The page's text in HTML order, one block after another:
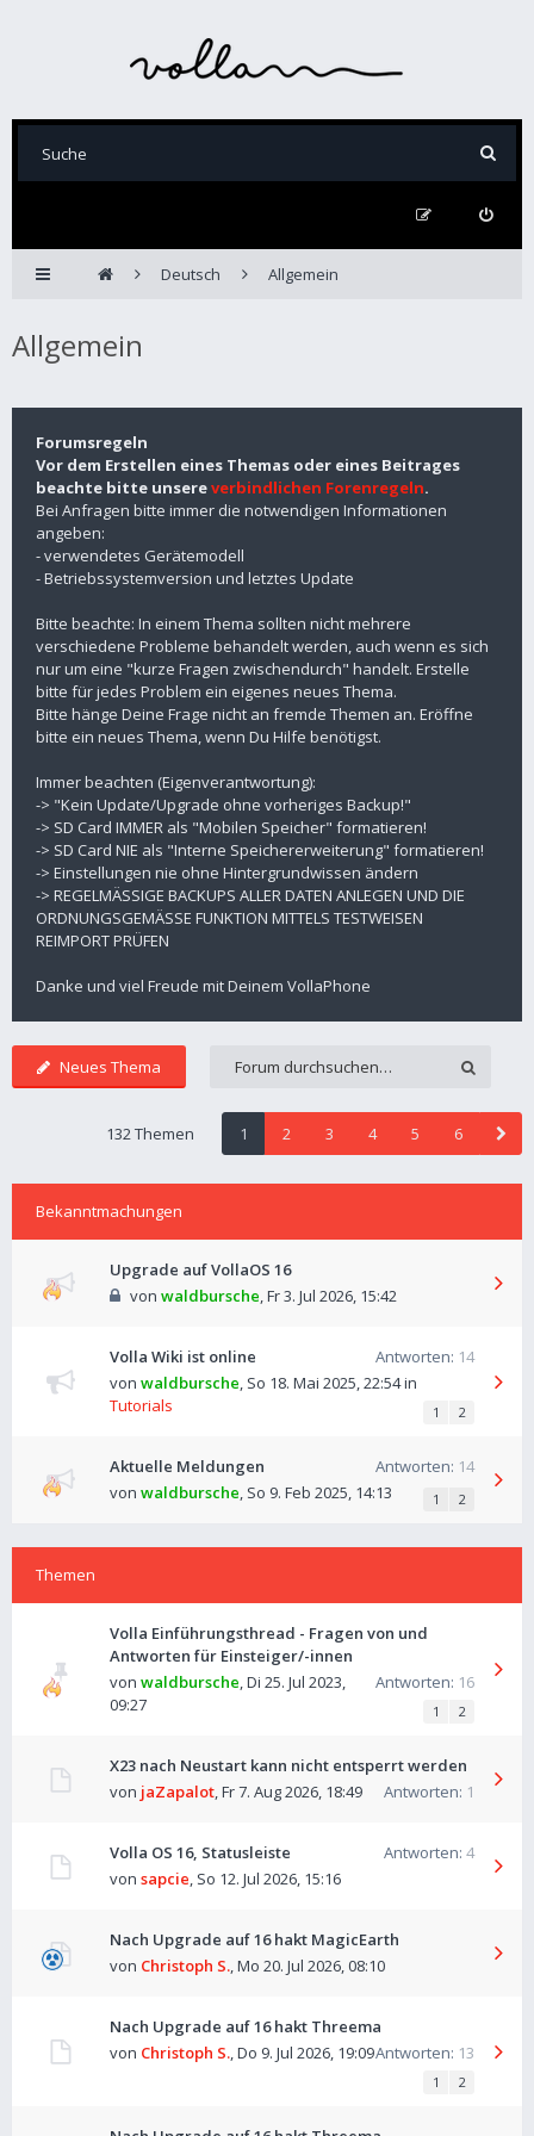
Deutsch Allgemein
Allgemein
Forumsregeln
Vor dem Erstellen eines Themas oder eines Beitrages
beachte bitte unsereverbindlichen Forenregeln.
Bei Anfragen bitte immer die notwendigen Informationen
angeben:
- verwendetes Gerätemodell
- Betriebssystemversion und letztes Update
Bitte beachte: In einem Thema sollten nicht mehrere
verschiedene Probleme behandelt werden, auch wenn es sich
nur um eine "kurze Fragen zwischendurch" handelt. Erstelle
bitte für jedes Problem ein eigenes neues Thema.
Bitte hänge Deine Frage nicht an fremde Themen an. Eröffne
bitte ein neues Thema, wenn Du Hilfe benötigst.
Immer beachten (Eigenverantwortung):
-> "Kein Update/Upgrade ohne vorheriges Backup!"
-> SD Card IMMER als "Mobilen Speicher" formatieren!
-> SD Card NIE als "Interne Speichererweiterung" formatieren!
-> Einstellungen nie ohne Hintergrundwissen ändern
-> REGELMÄSSIGE BACKUPS ALLER DATEN ANLEGEN UND DIE
ORDNUNGSGEMÄSSE FUNKTION MITTELS TESTWEISEN
REIMPORT PRÜFEN
Danke und viel Freude mit Deinem VollaPhone
Neues Thema
132 Themen 1 2 3 4 5 6
Bekanntmachungen
Upgrade auf VollaOS 16
von waldbursche,Fr 3. Jul 2026, 15:42
Volla Wiki ist online Antworten: 14
von waldbursche, So 18. Mai 2025, 22:54in
Tutorials
1 2
Aktuelle Meldungen Antworten: 14
von waldbursche, So 9. Feb 2025, 14:13 1 2
Themen
Volla Einführungsthread - Fragen von und
Antworten für Einsteiger/-innen
Antworten: 16
von waldbursche,Di 25. Jul 2023,
09:27
1 2
X23 nach Neustart kann nicht entsperrt werden
Antworten: 1
von jaZapalot,Fr 7. Aug 2026, 18:49
Volla OS 16, Statusleiste Antworten: 4
von sapcie, So 12. Jul 2026, 15:16
Nach Upgrade auf 16 hakt MagicEarth
von Christoph S.,Mo 20. Jul 2026, 08:10
Nach Upgrade auf 16 hakt Threema
Antworten: 13
von Christoph S.,Do 9. Jul 2026, 19:09
1 2